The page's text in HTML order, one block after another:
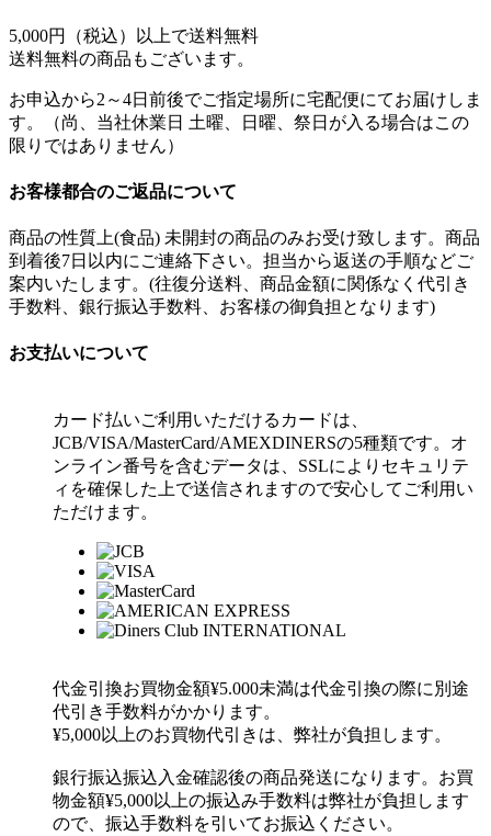
5,000円（税込）以上で送料無料
送料無料の商品もございます。
お申込から2～4日前後でご指定場所に宅配便にてお届けしま
す。（尚、当社休業日 土曜、日曜、祭日が入る場合はこの
限りではありません）
お客様都合のご返品について
商品の性質上(食品) 未開封の商品のみお受け致します。商品
到着後7日以内にご連絡下さい。担当から返送の手順などご
案内いたします。(往復分送料、商品金額に関係なく代引き
手数料、銀行振込手数料、お客様の御負担となります)
お支払いについて
カード払いご利用いただけるカードは、
JCB/VISA/MasterCard/AMEXDINERSの5種類です。オ
ンライン番号を含むデータは、SSLによりセキュリテ
ィを確保した上で送信されますので安心してご利用い
ただけます。
代金引換お買物金額¥5.000未満は代金引換の際に別途
代引き手数料がかかります。
¥5,000以上のお買物代引きは、弊社が負担します。
銀行振込振込入金確認後の商品発送になります。お買
物金額¥5,000以上の振込み手数料は弊社が負担します
ので、振込手数料を引いてお振込ください。